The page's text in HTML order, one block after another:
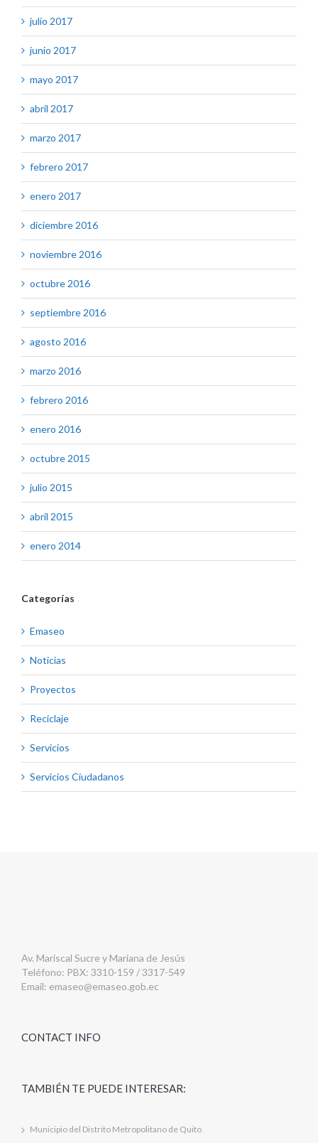
julio 2017
junio 2017
mayo 2017
abril 2017
marzo 2017
febrero 2017
enero 2017
diciembre 2016
noviembre 2016
octubre 2016
septiembre 2016
agosto 2016
marzo 2016
febrero 2016
enero 2016
octubre 2015
julio 2015
abril 2015
enero 2014
Categorías
Emaseo
Noticias
Proyectos
Reciclaje
Servicios
Servicios Ciudadanos
Av. Mariscal Sucre y Mariana de Jesús
Teléfono: PBX: 3310-159 / 3317-549
Email: emaseo@emaseo.gob.ec
CONTACT INFO
TAMBIÉN TE PUEDE INTERESAR:
Municipio del Distrito Metropolitano de Quito